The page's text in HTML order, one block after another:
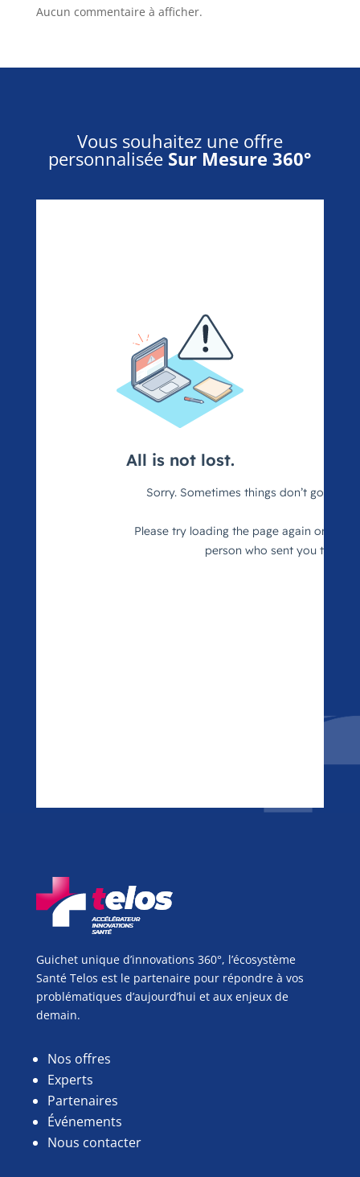
Aucun commentaire à afficher.
Vous souhaitez une offre
personnalisée Sur Mesure 360°
Guichet unique d’innovations 360°, l’écosystème
Santé Telos est le partenaire pour répondre à vos
problématiques d’aujourd’hui et aux enjeux de
demain.
Nos offres
Experts
Partenaires
Événements
Nous contacter